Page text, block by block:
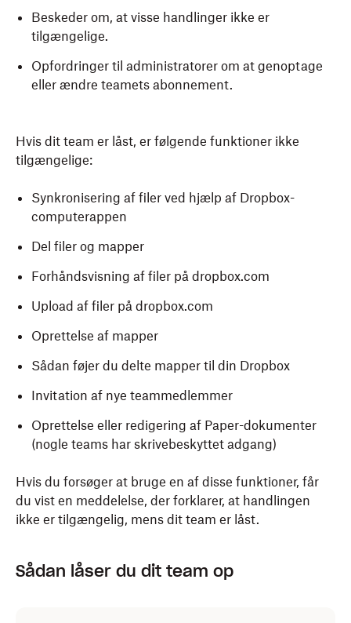
Beskeder om, at visse handlinger ikke er
tilgængelige.
Opfordringer til administratorer om at genoptage
eller ændre teamets abonnement.
Hvis dit team er låst, er følgende funktioner ikke
tilgængelige:
Synkronisering af filer ved hjælp af Dropbox-
computerappen
Del filer og mapper
Forhåndsvisning af filer på dropbox.com
Upload af filer på dropbox.com
Oprettelse af mapper
Sådan føjer du delte mapper til din Dropbox
Invitation af nye teammedlemmer
Oprettelse eller redigering af Paper-dokumenter
(nogle teams har skrivebeskyttet adgang)
Hvis du forsøger at bruge en af disse funktioner, får
du vist en meddelelse, der forklarer, at handlingen
ikke er tilgængelig, mens dit team er låst.
Sådan låser du dit team op